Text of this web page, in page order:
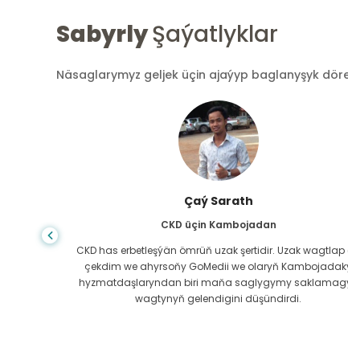
SabyrlyŞaýatlyklar
Näsaglarymyz geljek üçin ajaýyp baglanyşyk
Arif Hafiz
Bagyr sirrozy üçin Bangladeşden
Durmuşyň nädogry öwrüm edendigini hiç wagt
bilmeýärsiň, maňa Bagyr sirrozy diagnozy
meniň gidip biljek ýerim ýokdy. Maliýe serişdelerim azdy
näme etjegimi bilmedim. Bangladeşdäki GoMedii-iň